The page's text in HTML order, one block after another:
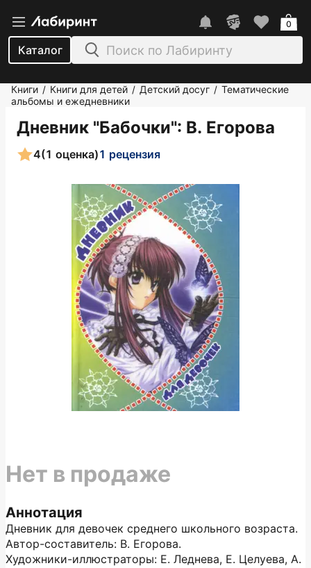
Каталог
0
Книги / Книги для детей / Детский досуг / Тематические
альбомы и ежедневники
Дневник "Бабочки": В. Егорова
4(1 оценка)1 рецензия
Аннотация
Дневник для девочек среднего школьного возраста.
Автор-составитель: В. Егорова.
Художники-иллюстраторы: Е. Леднева, Е. Целуева, А.
Нет в продаже